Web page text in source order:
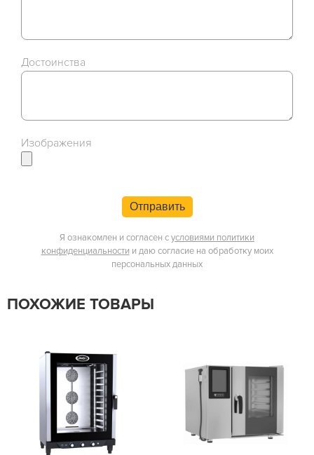
Достоинства
Изображения
Отправить
Я ознакомлен и согласен сусловиями политики
конфиденциальности и даю согласие на обработку моих
персональных данных
ПОХОЖИЕ ТОВАРЫ